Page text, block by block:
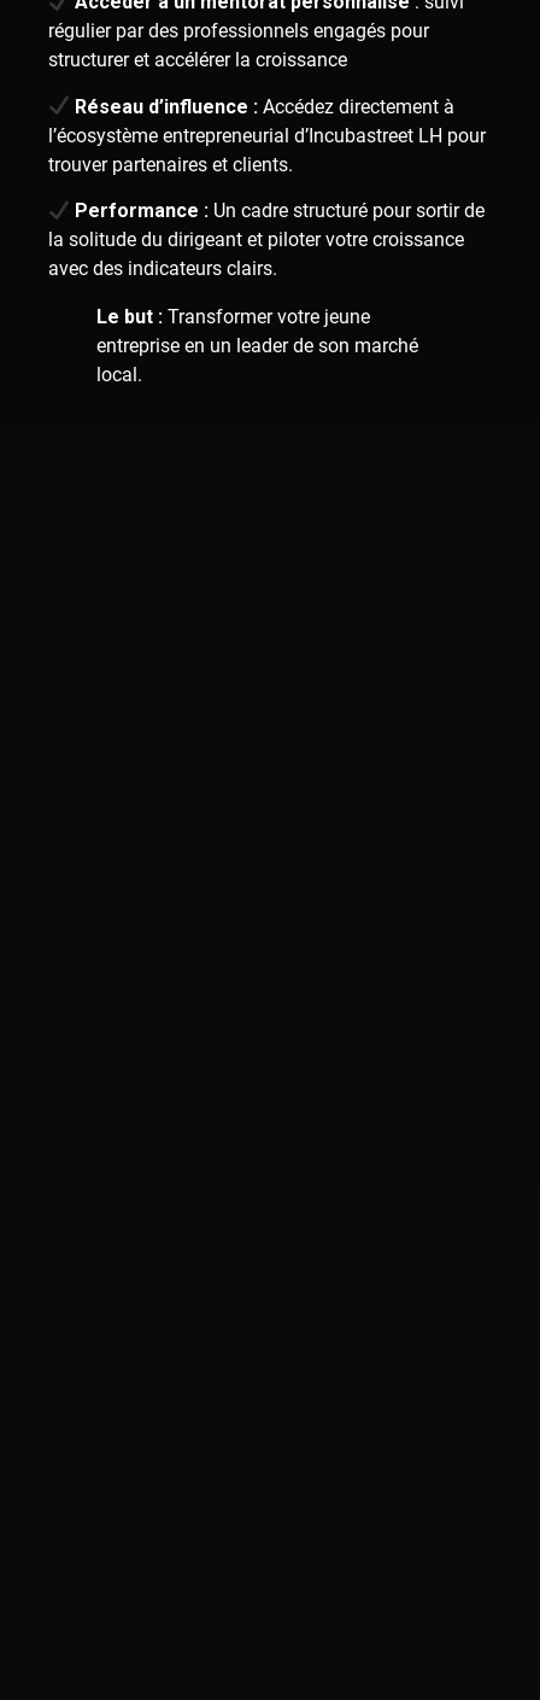
régulier par des professionnels engagés pour
structurer et accélérer la croissance
Réseau d’influence : Accédez directement à
l’écosystème entrepreneurial d’Incubastreet LH pour
trouver partenaires et clients.
Performance : Un cadre structuré pour sortir de
la solitude du dirigeant et piloter votre croissance
avec des indicateurs clairs.
Le but : Transformer votre jeune
entreprise en un leader de son marché
local.